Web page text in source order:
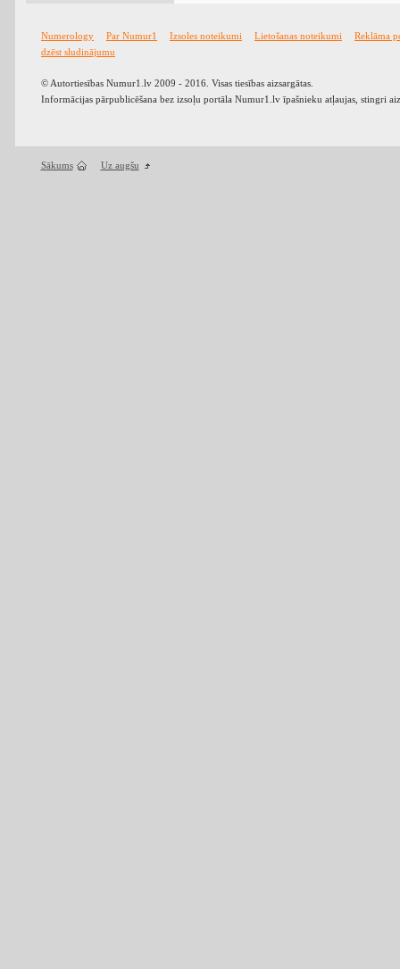
Numerology Par Numur1 Izsoles noteikumi Lietošanas noteikumi
Reklāma
dzēst sludinājumu
© Autortiesības Numur1.lv 2009 - 2016. Visas tiesības aizsargātas.
Informācijas pārpublicēšana bez izsoļu portāla Numur1.lv īpašnieku atļaujas, stingri
Sākums Uz augšu